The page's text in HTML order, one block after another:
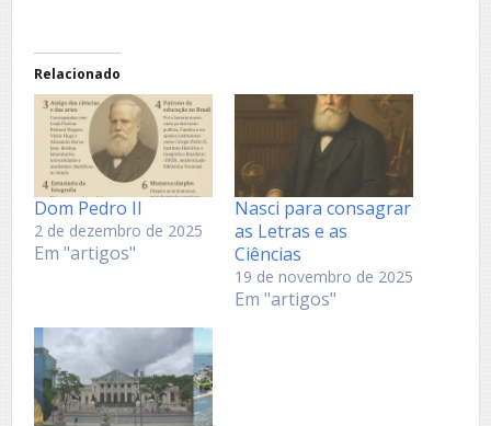
Relacionado
Dom Pedro II
2 de dezembro de 2025
Em "artigos"
Nasci para consagrar
as Letras e as
Ciências
19 de novembro de 2025
Em "artigos"